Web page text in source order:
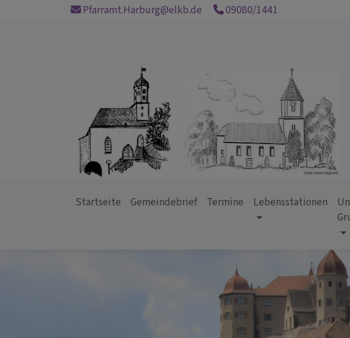
Pfarramt.Harburg@elkb.de 09080/1441
Startseite Gemeindebrief Termine Lebensstationen